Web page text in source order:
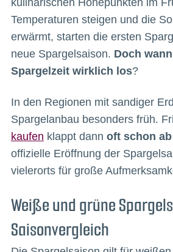
Temperaturen steigen und die
erwärmt, starten die ersten
neue Spargelsaison. Doch
Spargelzeit wirklich los?
In den Regionen mit sandiger
Spargelanbau besonders früh.
kaufen klappt dann oft schon
offizielle Eröffnung der
vielerorts für große
Weiße und grüne
Saisonvergleich